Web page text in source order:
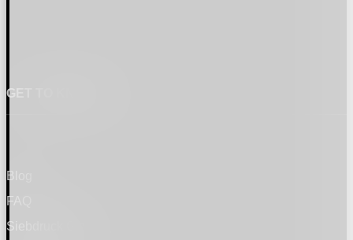
GET TO KNOW US
Blog
FAQ
Siebdruck Glossar